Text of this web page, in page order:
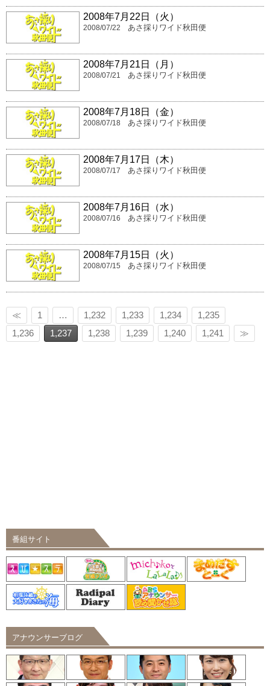
2008年7月22日（火）
2008/07/22 あさ採りワイド秋田便
2008年7月21日（月）
2008/07/21 あさ採りワイド秋田便
2008年7月18日（金）
2008/07/18 あさ採りワイド秋田便
2008年7月17日（木）
2008/07/17 あさ採りワイド秋田便
2008年7月16日（水）
2008/07/16 あさ採りワイド秋田便
2008年7月15日（火）
2008/07/15 あさ採りワイド秋田便
≪ 1 … 1,232 1,233 1,234
1,235
1,236
1,237 1,238 1,239 1,240 1,241 ≫
番組サイト
アナウンサーブログ